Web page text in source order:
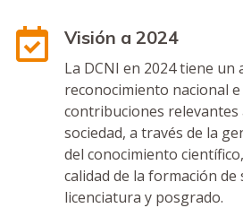
Visión a 2024
La DCNI en 2024 tiene un
reconocimiento nacional
contribuciones relevantes
sociedad, a través de la
del conocimiento
calidad de la formación de
licenciatura y posgrado.